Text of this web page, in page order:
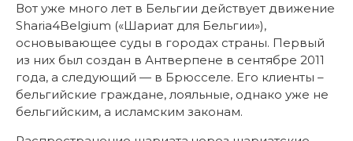
Вот уже много лет в Бельгии действует движение
Sharia4Belgium («Шариат для Бельгии»),
основывающее суды в городах страны. Первый
из них был создан в Антверпене в сентябре 2011
года, а следующий — в Брюсселе. Его клиенты –
бельгийские граждане, лояльные, однако уже не
бельгийским, а исламским законам.